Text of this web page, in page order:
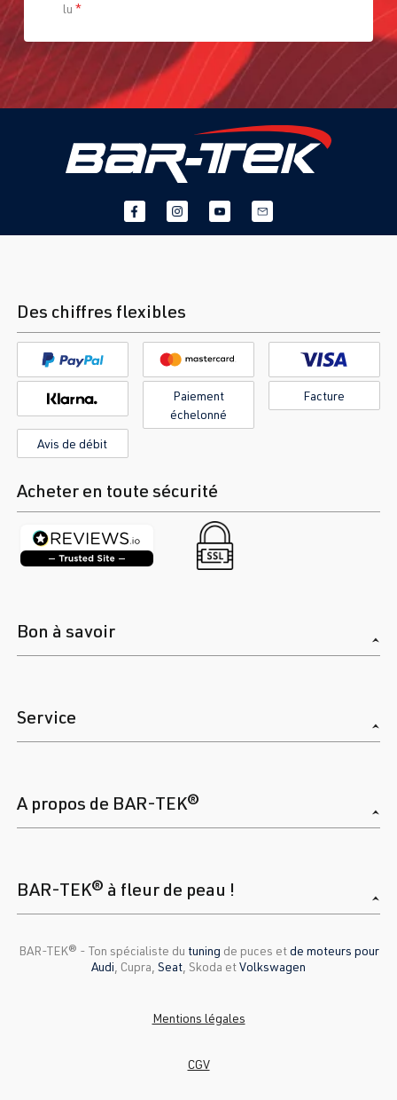
lu *
Des chiffres flexibles
Paiement
échelonné
Facture
Avis de débit
Acheter en toute sécurité
Bon à savoir
Service
A propos de BAR-TEK®
BAR-TEK® à fleur de peau !
BAR-TEK®️ - Ton spécialiste du tuning de puces etde moteurs pour
Audi , Cupra, Seat , Skoda etVolkswagen
Mentions légales
CGV